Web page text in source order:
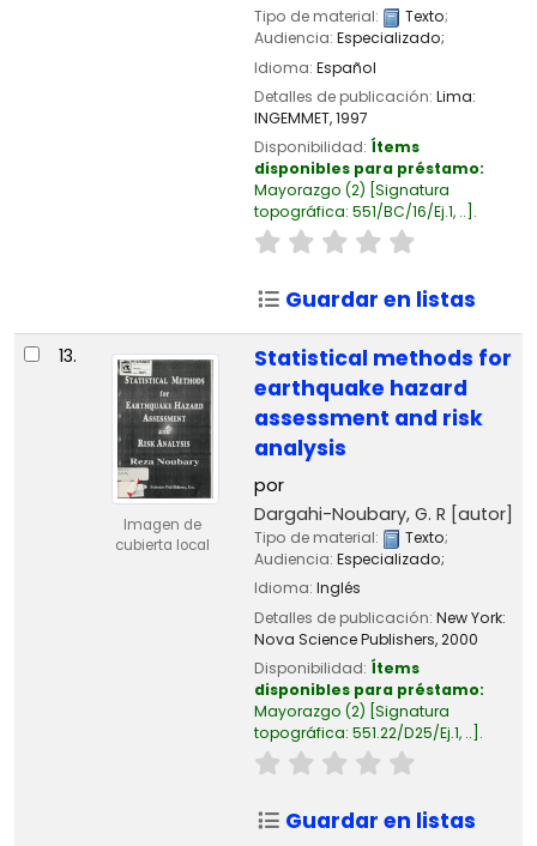
Tipo de material:
Texto;
Audiencia: Especializado;
Idioma: Español
Detalles de publicación: Lima:
INGEMMET,1997
Disponibilidad: Ítems
disponibles para préstamo:
Mayorazgo (2) Signatura
topográfica: 551/BC/16/Ej.1, .. .
Guardar en listas
13.
Imagen de
cubierta local
Statistical methods for
earthquake hazard
assessment and risk
analysis
por
Dargahi-Noubary, G. R [autor]
Tipo de material: Texto;
Audiencia: Especializado;
Idioma: Inglés
Detalles de publicación: New York:
Nova Science Publishers,2000
Disponibilidad: Ítems
disponibles para préstamo:
Mayorazgo (2) Signatura
topográfica: 551.22/D25/Ej.1, .. .
Guardar en listas